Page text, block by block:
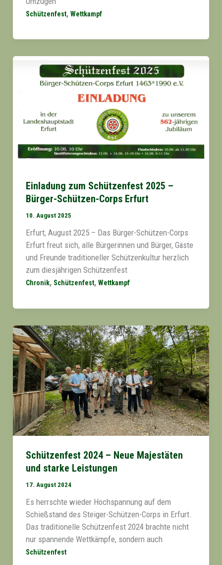
Schützenfest, Wettkampf
Einladung zum Schützenfest 2025 –
Bürger-Schützen-Corps Erfurt
10. August 2025
Erfurt, August 2025 – Das Bürger-Schützen-Corps
Erfurt freut sich, alle Bürgerinnen und Bürger, Gäste
und Freunde traditioneller Schützenkultur herzlich
zum diesjährigen Schützenfest
Chronik, Schützenfest, Wettkampf
Schützenfest 2024 – Neue Majestäten
und starke Leistungen
17. August 2024
Es herrschte wieder Hochspannung auf dem
Schießstand des Steiger-Schützen-Corps in Erfurt.
Das traditionelle Schützenfest 2024 brachte nicht
nur spannende Wettkämpfe, sondern auch
Schützenfest